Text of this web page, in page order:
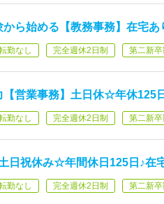
ら始める【教務事務】在宅
勤なし 完全週休2日制 第二新卒
【営業事務】土日休☆年休125
勤なし 完全週休2日制 第二新卒
日祝休み☆年間休日125日♪在
勤なし 完全週休2日制 第二新卒